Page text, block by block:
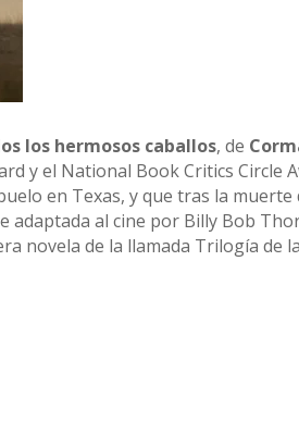
los hermosos caballos, de
y el National Book Critics Circle
en Texas, y que tras la muerte
adaptada al cine por Billy Bob
novela de la llamada Trilogía de